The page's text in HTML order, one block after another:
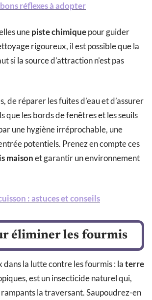
réflexes à adopter
unepiste chimiquepour guider
rigoureux, il est possible que la
si la source d’attraction n’est pas
réparer les fuites d’eau et d’assurer
que les bords de fenêtres et les seuils
une hygiène irréprochable, une
potentiels. Prenez en compte ces
maisonet garantir un environnement
: astuces et conseils
éliminer les fourmis
la lutte contre les fourmis : laterre
est un insecticide naturel qui,
la traversant. Saupoudrez-en